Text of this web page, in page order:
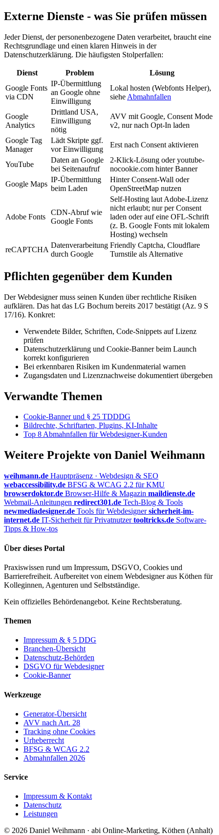
Externe Dienste - was Sie prüfen müssen
Jeder Dienst, der personenbezogene Daten verarbeitet, braucht eine
Rechtsgrundlage und einen klaren Hinweis in der
Datenschutzerklärung. Die häufigsten Stolperfallen:
Dienst Problem
Lösung
Google Fonts
via CDN
IP-Übermittlung
an Google ohne
Einwilligung
Lokal hosten (Webfonts Helper),
siehe Abmahnfallen
Google
Analytics
Drittland USA,
Einwilligung
nötig
AVV mit Google, Consent Mode
v2, nur nach Opt-In laden
Google Tag
Manager
Lädt Skripte ggf.
vor Einwilligung
Erst nach Consent aktivieren
YouTube
Daten an Google
bei Seitenaufruf
2-Klick-Lösung oder youtube-
nocookie.com hinter Banner
Google Maps
IP-Übermittlung
beim Laden
Hinter Consent-Wall oder
OpenStreetMap nutzen
Adobe Fonts
CDN-Abruf wie
Google Fonts
Self-Hosting laut Adobe-Lizenz
nicht erlaubt; nur per Consent
laden oder auf eine OFL-Schrift
(z. B. Google Fonts mit lokalem
Hosting) wechseln
reCAPTCHA
Datenverarbeitung
durch Google
Friendly Captcha, Cloudflare
Turnstile als Alternative
Pflichten gegenüber dem Kunden
Der Webdesigner muss seinen Kunden über rechtliche Risiken
aufklären. Das hat das LG Bochum bereits 2017 bestätigt (Az. 9 S
17/16). Konkret:
Verwendete Bilder, Schriften, Code-Snippets auf Lizenz
prüfen
Datenschutzerklärung und Cookie-Banner beim Launch
korrekt konfigurieren
Bei erkennbaren Risiken im Kundenmaterial warnen
Zugangsdaten und Lizenznachweise dokumentiert übergeben
Verwandte Themen
Cookie-Banner und § 25 TDDDG
Bildrechte, Schriftarten, Plugins, KI-Inhalte
Top 8 Abmahnfallen für Webdesigner-Kunden
Weitere Projekte von Daniel Weihmann
weihmann.de Hauptpräsenz · Webdesign & SEO
webaccessibility.de BFSG & WCAG 2.2 für KMU
browserdoktor.de Browser-Hilfe & Magazin maildienste.de
Webmail-Anleitungen redirect301.de Tech-Blog & Tools
newmediadesigner.de Tools für Webdesigner sicherheit-im-
internet.de IT-Sicherheit für Privatnutzer tooltricks.de Software-
Tipps & How-tos
Über dieses Portal
Praxiswissen rund um Impressum, DSGVO, Cookies und
Barrierefreiheit. Aufbereitet von einem Webdesigner aus Köthen für
Kolleginnen, Agenturen und Selbstständige.
Kein offizielles Behördenangebot. Keine Rechtsberatung.
Themen
Impressum & § 5 DDG
Branchen-Übersicht
Datenschutz-Behörden
DSGVO für Webdesigner
Cookie-Banner
Werkzeuge
Generator-Übersicht
AVV nach Art. 28
Tracking ohne Cookies
Urheberrecht
BFSG & WCAG 2.2
Abmahnfallen 2026
Service
Impressum & Kontakt
Datenschutz
Leistungen
© 2026 Daniel Weihmann · abi Online-Marketing, Köthen (Anhalt)